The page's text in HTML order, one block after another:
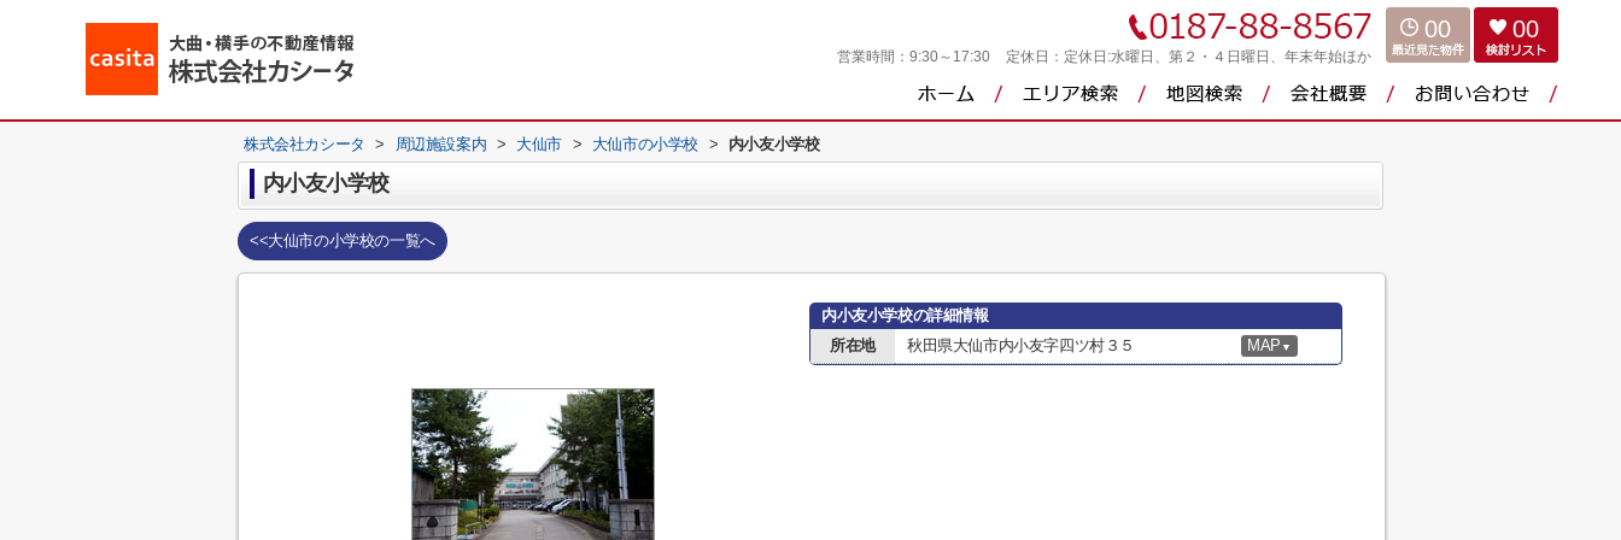
営業時間： 9:30～17:30 定休日： 定休日:水曜日、第２・４日曜日、年末年始ほか
00 00
株式会社カシータ > 周辺施設案内 > 大仙市 > 大仙市の小学校 > 内小友小学校
内小友小学校
<<大仙市の小学校の一覧へ
内小友小学校の詳細情報
所在地
秋田県大仙市内小友字四ツ村３５ MAP ▼